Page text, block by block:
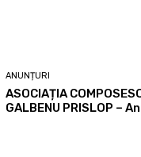
ANUNȚURI
ASOCIAȚIA
GALBENU PRISLOP –